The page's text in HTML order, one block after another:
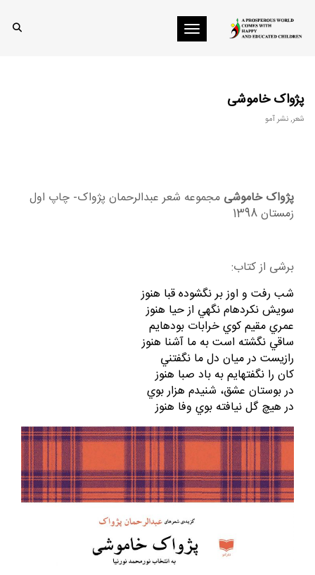
Toggle navigation
پژواک خاموشی
شعر,نشر آمو
پژواک خاموشی مجموعه شعر عبدالرحمان پژواک- چاپ اول
زمستان 1398
برشی از کتاب:
شب رفت و اوز بر نگشوده قبا هنوز
سويش نكردهام نگهي از حيا هنوز
عمري مقيم كوي خرابات بودهايم
ساقي نگشته است به ما آشنا هنوز
رازيست در ميان دل ما نگفتني
كان را نگفتهايم به باد صبا هنوز
در بوستان عشق، شنيدم هزار بوي
در هيچ گل نيافته بوي وفا هنوز